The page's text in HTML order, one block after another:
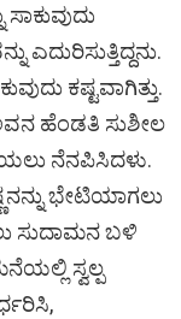
ಎದುರಿಸುತ್ತಿದ್ದನು.
ಕಷ್ಟವಾಗಿತ್ತು.
ಹೆಂಡತಿ ಸುಶೀಲ
ನೆನಪಿಸಿದಳು.
ಭೇಟಿಯಾಗಲು
ಸುದಾಮನ ಬಳಿ
ಸ್ವಲ್ಪ